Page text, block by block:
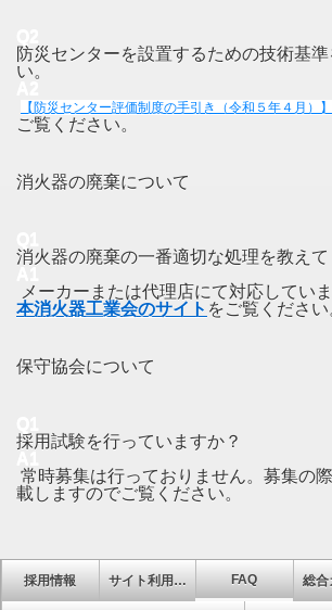
防災センターを設置するための技術基
い。
【防災センター評価制度の手引き（令和５年４月）】
ご覧ください。
消火器の廃棄について
消火器の廃棄の一番適切な処理を教えて
メーカーまたは代理店にて対応してい
本消火器工業会のサイト をご覧ください
保守協会について
採用試験を行っていますか？
常時募集は行っておりません。募集の
載しますのでご覧ください。
採用情報 サイト利用について FAQ 総合